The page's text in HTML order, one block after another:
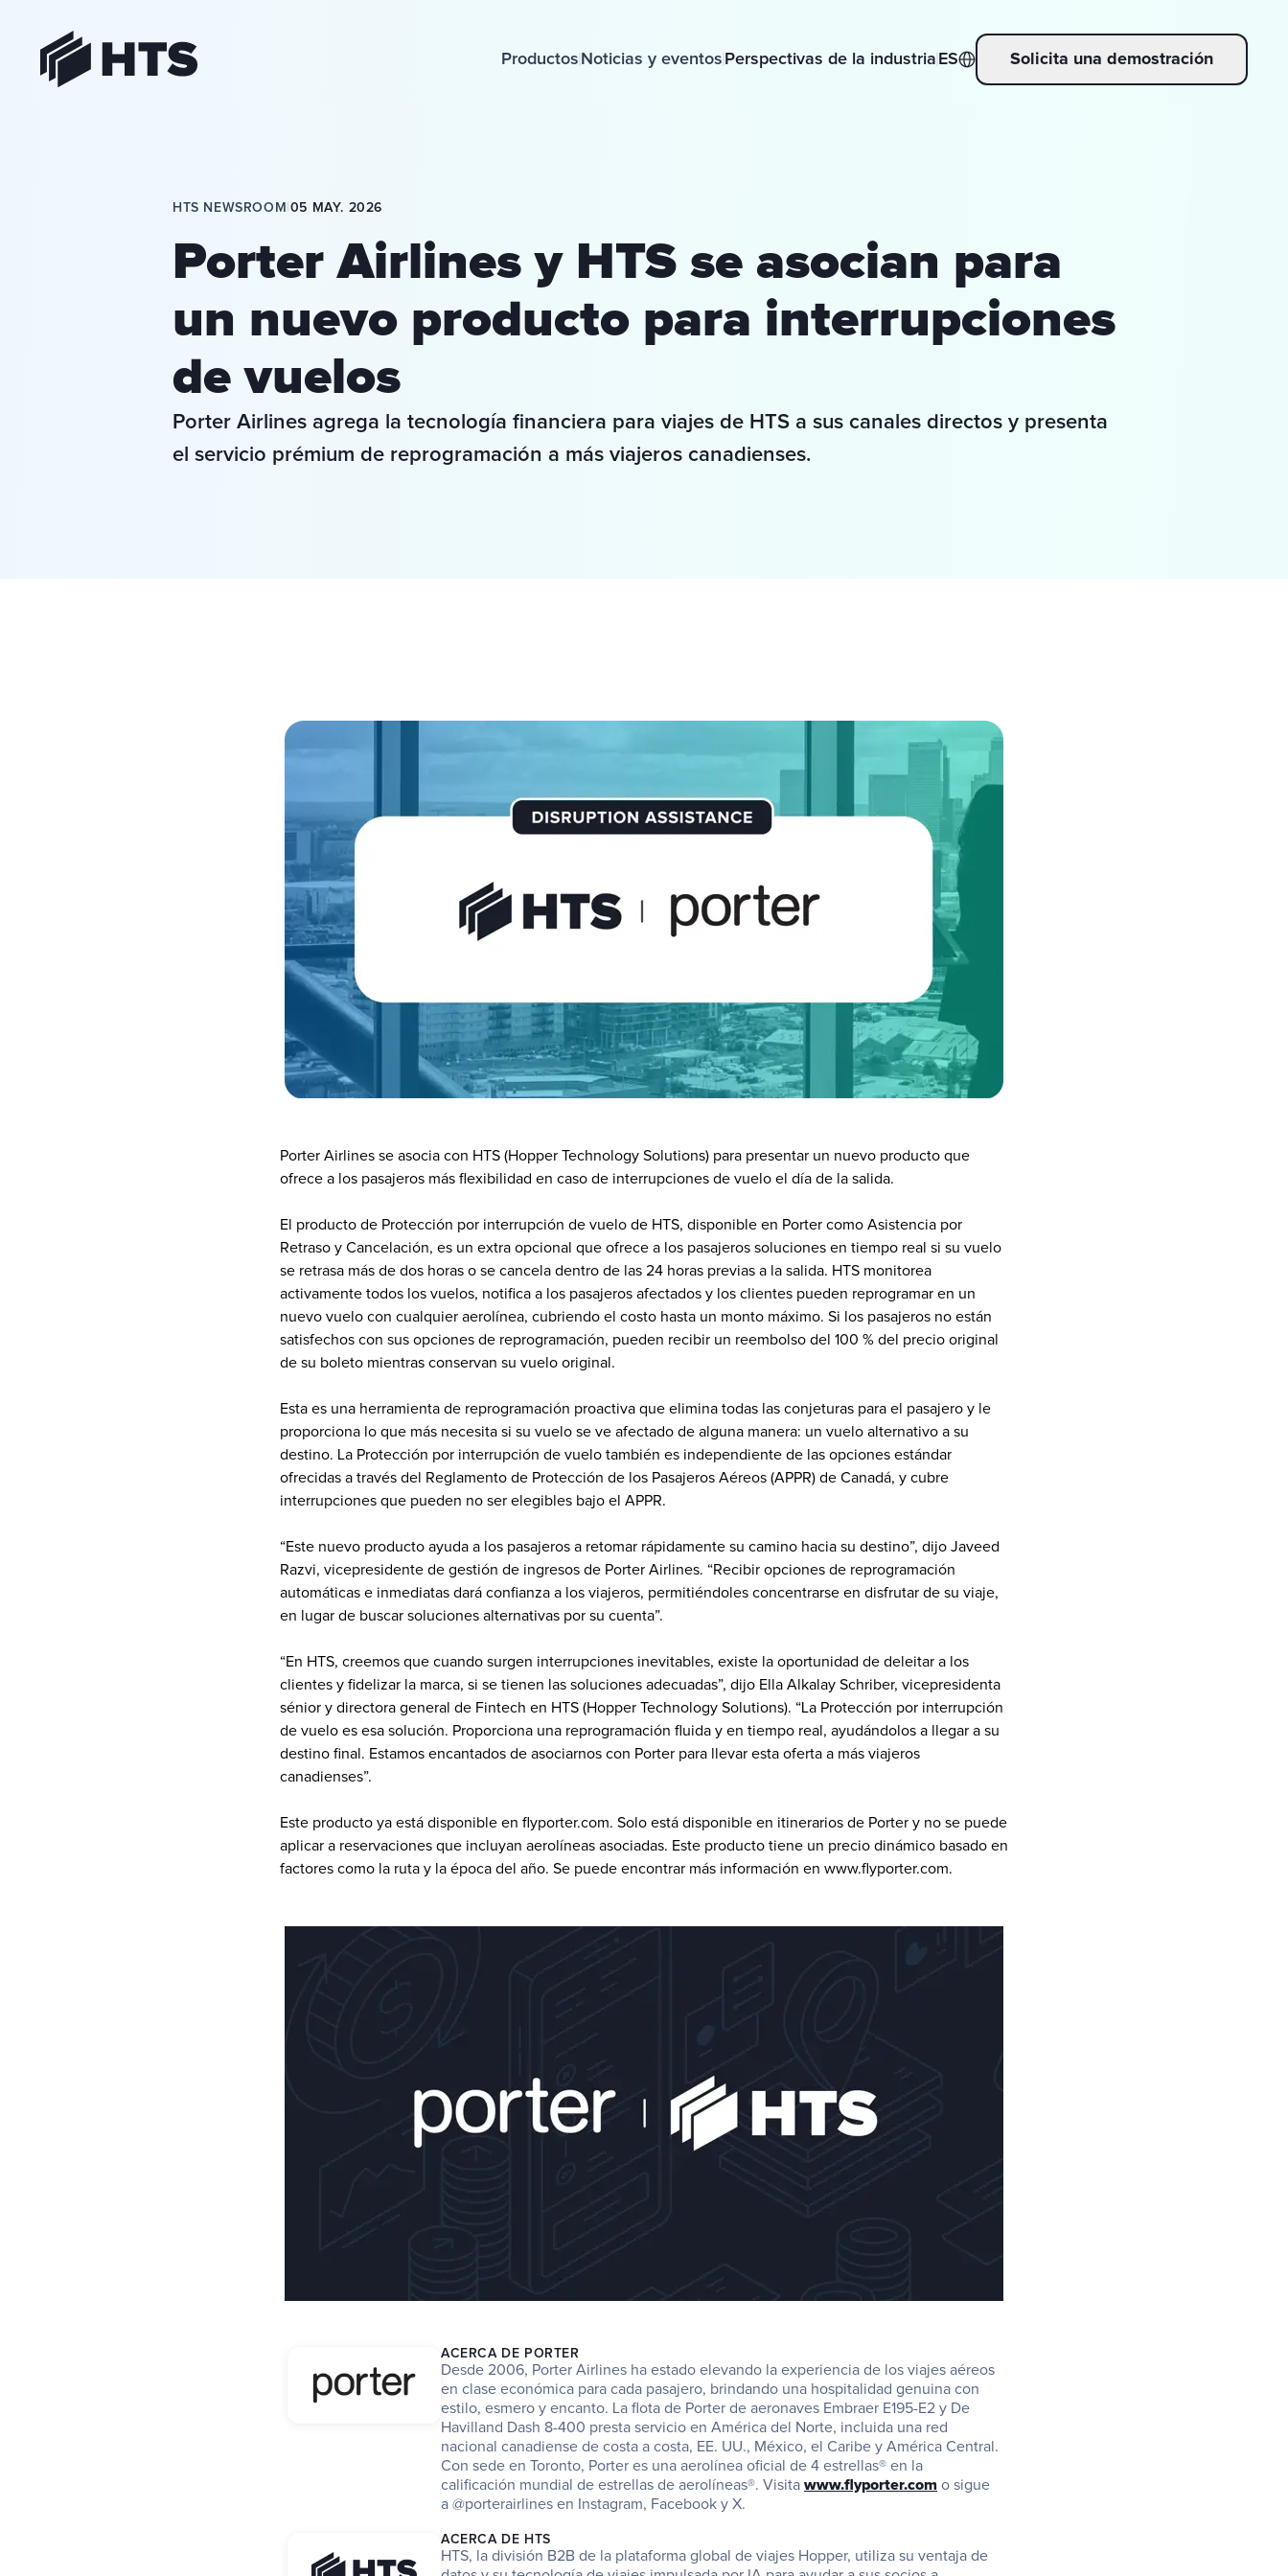
Productos Noticias y eventos Perspectivas de la industria ES Solicita una demostración
HTS NEWSROOM 05 MAY. 2026
Porter Airlines y HTS se asocian para
un nuevo producto para interrupciones
de vuelos
Porter Airlines agrega la tecnología financiera para viajes de HTS a sus canales directos y presenta
el servicio prémium de reprogramación a más viajeros canadienses.
Porter Airlines se asocia con HTS (Hopper Technology Solutions) para presentar un nuevo producto que
ofrece a los pasajeros más flexibilidad en caso de interrupciones de vuelo el día de la salida.
El producto de Protección por interrupción de vuelo de HTS, disponible en Porter como Asistencia por
Retraso y Cancelación, es un extra opcional que ofrece a los pasajeros soluciones en tiempo real si su vuelo
se retrasa más de dos horas o se cancela dentro de las 24 horas previas a la salida. HTS monitorea
activamente todos los vuelos, notifica a los pasajeros afectados y los clientes pueden reprogramar en un
nuevo vuelo con cualquier aerolínea, cubriendo el costo hasta un monto máximo. Si los pasajeros no están
satisfechos con sus opciones de reprogramación, pueden recibir un reembolso del 100 % del precio original
de su boleto mientras conservan su vuelo original.
Esta es una herramienta de reprogramación proactiva que elimina todas las conjeturas para el pasajero y le
proporciona lo que más necesita si su vuelo se ve afectado de alguna manera: un vuelo alternativo a su
destino. La Protección por interrupción de vuelo también es independiente de las opciones estándar
ofrecidas a través del Reglamento de Protección de los Pasajeros Aéreos (APPR) de Canadá, y cubre
interrupciones que pueden no ser elegibles bajo el APPR.
“Este nuevo producto ayuda a los pasajeros a retomar rápidamente su camino hacia su destino”, dijo Javeed
Razvi, vicepresidente de gestión de ingresos de Porter Airlines. “Recibir opciones de reprogramación
automáticas e inmediatas dará confianza a los viajeros, permitiéndoles concentrarse en disfrutar de su viaje,
en lugar de buscar soluciones alternativas por su cuenta”.
“En HTS, creemos que cuando surgen interrupciones inevitables, existe la oportunidad de deleitar a los
clientes y fidelizar la marca, si se tienen las soluciones adecuadas”, dijo Ella Alkalay Schriber, vicepresidenta
sénior y directora general de Fintech en HTS (Hopper Technology Solutions). “La Protección por interrupción
de vuelo es esa solución. Proporciona una reprogramación fluida y en tiempo real, ayudándolos a llegar a su
destino final. Estamos encantados de asociarnos con Porter para llevar esta oferta a más viajeros
canadienses”.
Este producto ya está disponible en flyporter.com. Solo está disponible en itinerarios de Porter y no se puede
aplicar a reservaciones que incluyan aerolíneas asociadas. Este producto tiene un precio dinámico basado en
factores como la ruta y la época del año. Se puede encontrar más información en www.flyporter.com.
ACERCA DE PORTER
Desde 2006, Porter Airlines ha estado elevando la experiencia de los viajes aéreos
en clase económica para cada pasajero, brindando una hospitalidad genuina con
estilo, esmero y encanto. La flota de Porter de aeronaves Embraer E195-E2 y De
Havilland Dash 8-400 presta servicio en América del Norte, incluida una red
nacional canadiense de costa a costa, EE. UU., México, el Caribe y América Central.
Con sede en Toronto, Porter es una aerolínea oficial de 4 estrellas® en la
calificación mundial de estrellas de aerolíneas®. Visita www.flyporter.com o sigue
a @porterairlines en Instagram, Facebook y X.
ACERCA DE HTS
HTS, la división B2B de la plataforma global de viajes Hopper, utiliza su ventaja de